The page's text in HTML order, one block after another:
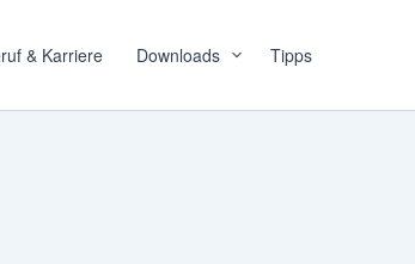
& Karriere Downloads Tipps